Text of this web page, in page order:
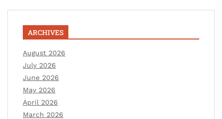
ARCHIVES
August 2026
July 2026
June 2026
May 2026
April 2026
March 2026